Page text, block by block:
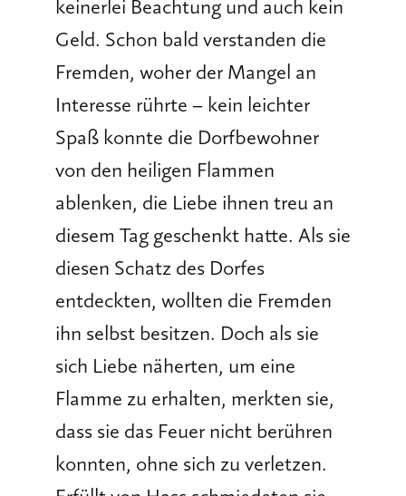
keinerlei Beachtung und auch kein
Geld. Schon bald verstanden die
Fremden, woher der Mangel an
Interesse rührte – kein leichter
Spaß konnte die Dorfbewohner
von den heiligen Flammen
ablenken, die Liebe ihnen treu an
diesem Tag geschenkt hatte. Als sie
diesen Schatz des Dorfes
entdeckten, wollten die Fremden
ihn selbst besitzen. Doch als sie
sich Liebe näherten, um eine
Flamme zu erhalten, merkten sie,
dass sie das Feuer nicht berühren
konnten, ohne sich zu verletzen.